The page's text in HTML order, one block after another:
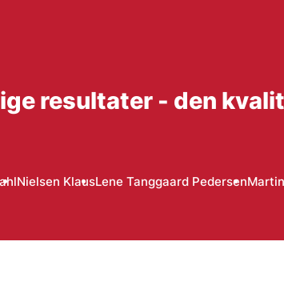
resultater - den
Nielsen KlausLene Tanggaard Pedersen